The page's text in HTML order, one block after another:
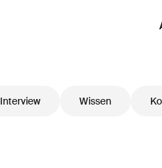
Interview Wissen